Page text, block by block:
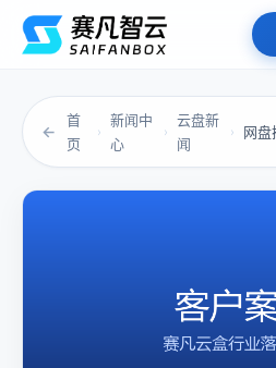
←
首
页
›
新闻中
心
›
云盘新
闻
›